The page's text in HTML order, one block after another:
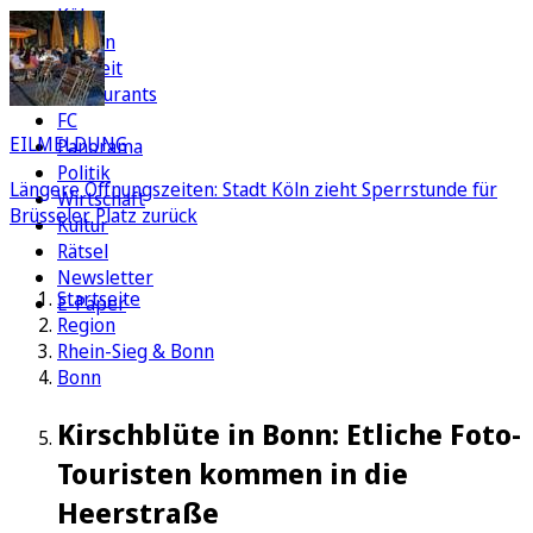
Köln
Region
Freizeit
Restaurants
FC
Panorama
Politik
Wirtschaft
Kultur
Rätsel
Newsletter
E-Paper
EILMELDUNG
Längere Öffnungszeiten: Stadt Köln zieht Sperrstunde für
Brüsseler Platz zurück
Startseite
Region
Rhein-Sieg & Bonn
Bonn
Kirschblüte in Bonn: Etliche Foto-
Touristen kommen in die
Heerstraße